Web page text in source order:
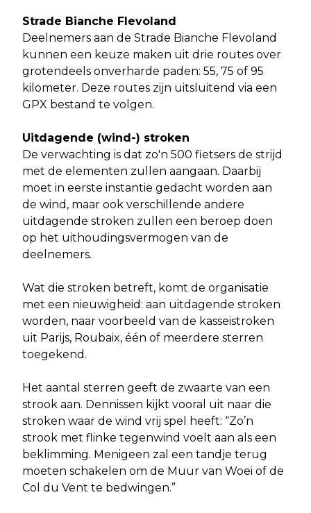
Strade Bianche Flevoland
Deelnemers aan de Strade Bianche Flevoland
kunnen een keuze maken uit drie routes over
grotendeels onverharde paden: 55, 75 of 95
kilometer. Deze routes zijn uitsluitend via een
GPX bestand te volgen.
Uitdagende (wind-) stroken
De verwachting is dat zo'n 500 fietsers de strijd
met de elementen zullen aangaan. Daarbij
moet in eerste instantie gedacht worden aan
de wind, maar ook verschillende andere
uitdagende stroken zullen een beroep doen
op het uithoudingsvermogen van de
deelnemers.
Wat die stroken betreft, komt de organisatie
met een nieuwigheid: aan uitdagende stroken
worden, naar voorbeeld van de kasseistroken
uit Parijs, Roubaix, één of meerdere sterren
toegekend.
Het aantal sterren geeft de zwaarte van een
strook aan. Dennissen kijkt vooral uit naar die
stroken waar de wind vrij spel heeft: “Zo’n
strook met flinke tegenwind voelt aan als een
beklimming. Menigeen zal een tandje terug
moeten schakelen om de Muur van Woei of de
Col du Vent te bedwingen.”